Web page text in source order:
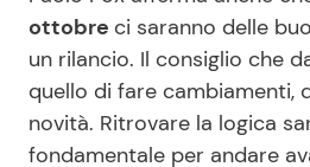
ottobre ci saranno delle
un rilancio. Il consiglio che
quello di fare cambiamenti,
novità. Ritrovare la logica
fondamentale per andare